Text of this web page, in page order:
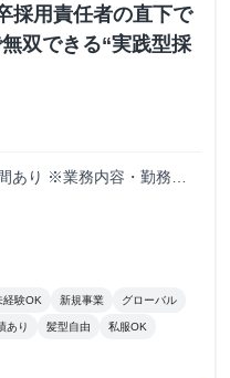
採用責任者の直下で
双できる“実践型採
あり ※業務内容・勤務状
経験OK 新規事業 グローバル
あり 髪型自由 私服OK